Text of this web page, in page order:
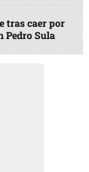
tras caer por
Pedro Sula